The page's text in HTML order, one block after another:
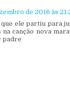
de 2016 às
ele partiu para
na canção nova
padre